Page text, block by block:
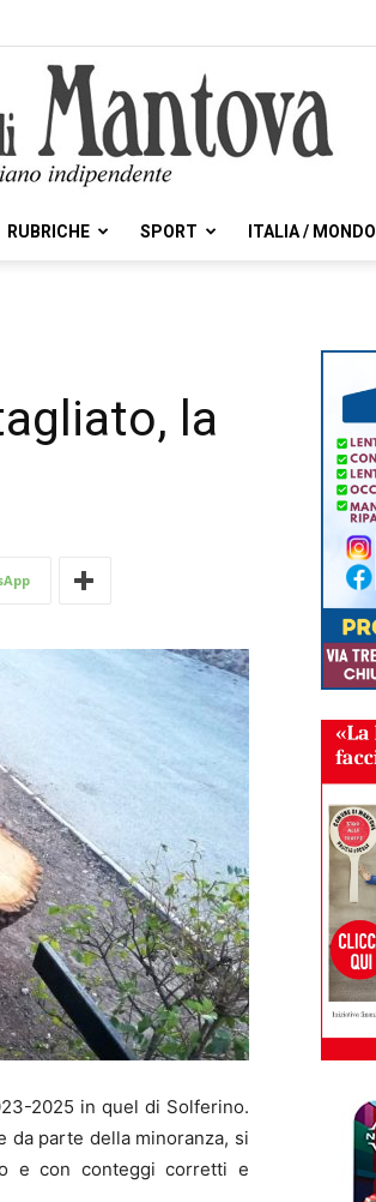
Voce
RUBRICHE SPORT ITALIA / MONDO
la
2025 in quel di Solferino.
da parte della minoranza, si
e con conteggi corretti e